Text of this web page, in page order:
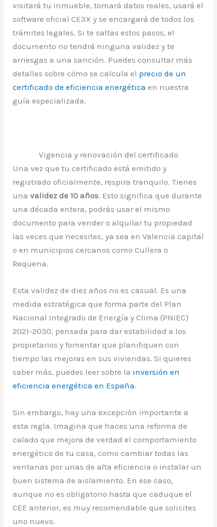
visitará tu inmueble, tomará datos reales, usará el
software oficial CE3X y se encargará de todos los
trámites legales. Si te saltas estos pasos, el
documento no tendrá ninguna validez y te
arriesgas a una sanción. Puedes consultar más
detalles sobre cómo se calcula el precio de un
certificado de eficiencia energética en nuestra
guía especializada.
Vigencia y renovación del certificado
Una vez que tu certificado está emitido y
registrado oficialmente, respira tranquilo. Tienes
unavalidez de 10 años. Esto significa que durante
una década entera, podrás usar el mismo
documento para vender o alquilar tu propiedad
las veces que necesites, ya sea en Valencia capital
o en municipios cercanos como Cullera o
Requena.
Esta validez de diez años no es casual. Es una
medida estratégica que forma parte del Plan
Nacional Integrado de Energía y Clima (PNIEC)
2021-2030, pensada para dar estabilidad a los
propietarios y fomentar que planifiquen con
tiempo las mejoras en sus viviendas. Si quieres
saber más, puedes leer sobre la inversión en
eficiencia energética en España.
Sin embargo, hay una excepción importante a
esta regla. Imagina que haces una reforma de
calado que mejora de verdad el comportamiento
energético de tu casa, como cambiar todas las
ventanas por unas de alta eficiencia o instalar un
buen sistema de aislamiento. En ese caso,
aunque no es obligatorio hasta que caduque el
CEE anterior, es muy recomendable que solicites
uno nuevo.